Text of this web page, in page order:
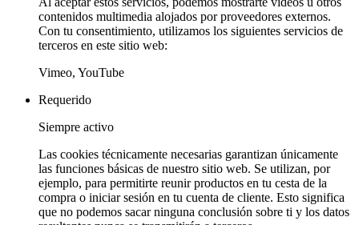
contenidos multimedia alojados por proveedores externos.
Con tu consentimiento, utilizamos los siguientes servicios de
terceros en este sitio web:
Vimeo, YouTube
Requerido
Siempre activo
Las cookies técnicamente necesarias garantizan únicamente
las funciones básicas de nuestro sitio web. Se utilizan, por
ejemplo, para permitirte reunir productos en tu cesta de la
compra o iniciar sesión en tu cuenta de cliente. Esto significa
que no podemos sacar ninguna conclusión sobre ti y los datos